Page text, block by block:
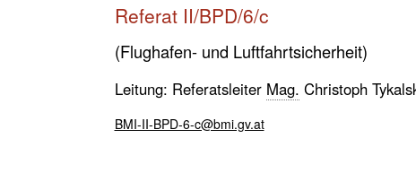
Referat II/BPD/6/c
(Flughafen- und Luftfahrtsicherheit)
Leitung: Referatsleiter Mag. Christoph
BMI-II-BPD-6-c@bmi.gv.at